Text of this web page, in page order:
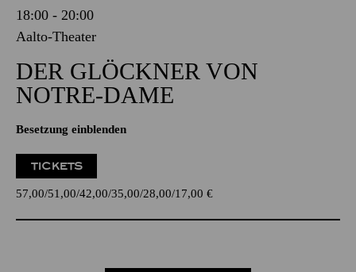
18:00 - 20:00
Aalto-Theater
DER GLÖCKNER­ VON
NOTRE-DAME
Besetzung einblenden
TICKETS
57,00 51,00 42,00 35,00 28,00 17,00 €